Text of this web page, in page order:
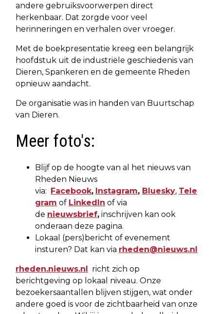
andere gebruiksvoorwerpen direct
herkenbaar. Dat zorgde voor veel
herinneringen en verhalen over vroeger.
Met de boekpresentatie kreeg een belangrijk
hoofdstuk uit de industriële geschiedenis van
Dieren, Spankeren en de gemeente Rheden
opnieuw aandacht.
De organisatie was in handen van Buurtschap
van Dieren.
Meer foto's:
Blijf op de hoogte van al het nieuws van
Rheden Nieuws
via: Facebook, Instagram, Bluesky, Tele
gram of LinkedIn of via
de nieuwsbrief, inschrijven kan ook
onderaan deze pagina.
Lokaal (pers)bericht of evenement
insturen? Dat kan via rheden@nieuws.nl
rheden.nieuws.nl richt zich op
berichtgeving op lokaal niveau. Onze
bezoekersaantallen blijven stijgen, wat onder
andere goed is voor de zichtbaarheid van onze